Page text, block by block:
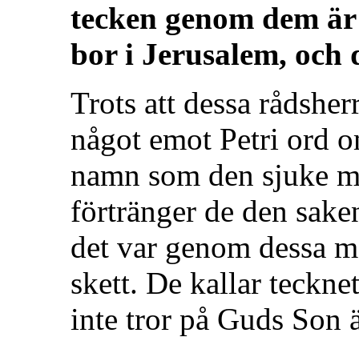
tecken genom dem
bor i Jerusalem,
Trots att dessa
något emot Petri ord
namn som den sjuke
förtränger de den
det var genom dessa
skett. De kallar
inte tror på Guds Son